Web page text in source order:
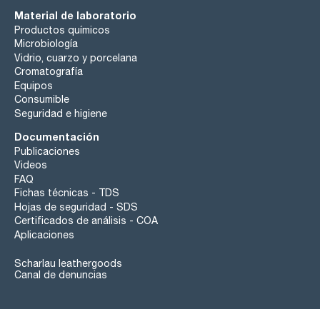
Material de laboratorio
Productos químicos
Microbiología
Vidrio, cuarzo y porcelana
Cromatografía
Equipos
Consumible
Seguridad e higiene
Documentación
Publicaciones
Videos
FAQ
Fichas técnicas - TDS
Hojas de seguridad - SDS
Certificados de análisis - COA
Aplicaciones
Scharlau leathergoods
Canal de denuncias